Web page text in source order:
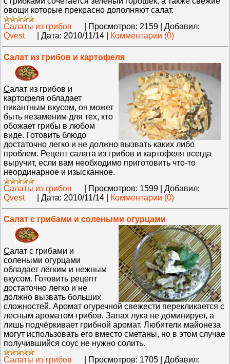
овощи которые прекрасно дополняют салат.
Салаты из грибов
Просмотров: 2159
Добавил:
Qvest
Дата: 2010/11/14 Комментарии (0)
Салат из грибов и картофеля
Салат из грибов и
картофеля обладает
пикантным вкусом, он может
быть незаменим для тех, кто
обожает грибы в любом
виде. Готовить блюдо
достаточно легко и не должно вызвать каких либо
проблем. Рецепт салата из грибов и картофеля всегда
выручит, если вам необходимо приготовить что-то
неординарное и изысканное.
Салаты из грибов
Просмотров: 1599
Добавил:
Qvest
Дата: 2010/11/14 Комментарии (0)
Салат с грибами и солеными огурцами
Салат с грибами и
солеными огурцами
обладает лёгким и нежным
вкусом. Готовить рецепт
достаточно легко и не
должно вызвать больших
сложностей. Аромат огуречной свежести перекликается с
лесным ароматом грибов. Запах лука не доминирует, а
лишь подчёркивает грибной аромат. Любители майонеза
могут использовать его вместо сметаны, но в этом случае
получившийся соус не нужно солить.
Салаты из грибов
Просмотров: 1705
Добавил: